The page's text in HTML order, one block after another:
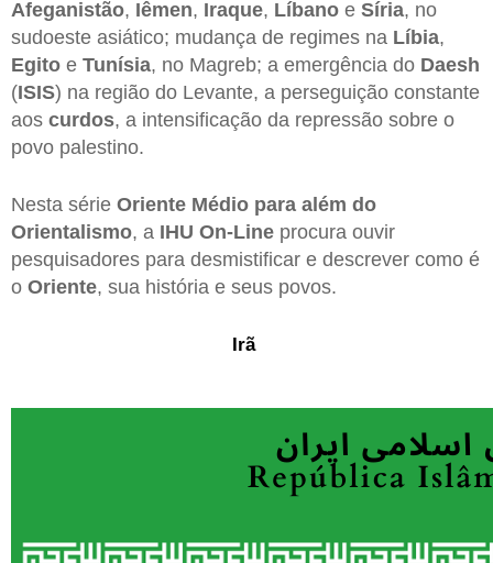
Afeganistão, Iêmen, Iraque, Líbano e Síria, no
sudoeste asiático; mudança de regimes na Líbia,
Egito e Tunísia, no Magreb; a emergência do Daesh
(ISIS) na região do Levante, a perseguição constante
aos curdos, a intensificação da repressão sobre o
povo palestino.
Nesta série Oriente Médio para além do
Orientalismo, a IHU On-Line procura ouvir
pesquisadores para desmistificar e descrever como é
o Oriente, sua história e seus povos.
Irã